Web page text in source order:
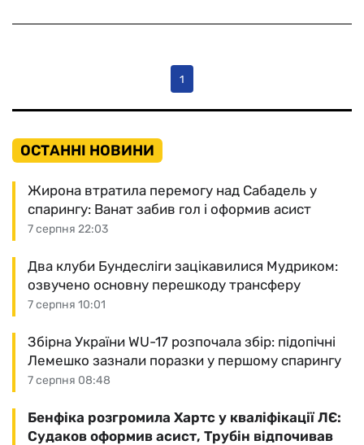
1
ОСТАННІ НОВИНИ
7 серпня 22:03
Жирона втратила перемогу над Сабадель у
спарингу: Ванат забив гол і оформив асист
7 серпня 10:01
Два клуби Бундесліги зацікавилися Мудриком:
озвучено основну перешкоду трансферу
7 серпня 08:48
Збірна України WU-17 розпочала збір: підопічні
Лемешко зазнали поразки у першому спарингу
Бенфіка розгромила Хартс у кваліфікації ЛЄ:
Судаков оформив асист, Трубін відпочивав